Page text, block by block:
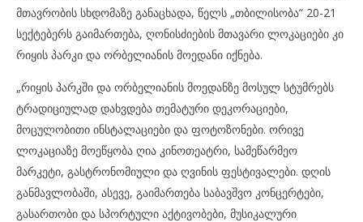
მთავრობის სხდომაზე განაცხადა, წელს „თბილისობა“ 20-21
სექტებერს გაიმართება, ღონისძიების მთავარი ლოკაციები კი
რიყის პარკი და ორბელიანის მოედანი იქნება.
„რიყის პარკში და ორბელიანის მოედანზე მოსულ სტუმრებს
ტრადიციულად დახვდება თემატური დეკორაციები,
მოცულობითი ინსტალაციები და ფოტოზონები. ორივე
ლოკაციაზე მოეწყობა ღია კინოთეატრი, სამეწარმეო
მარკეტი, გასტრონომიული და ღვინის ფესტივალები. დღის
განმავლობაში, ასევე, გაიმართება საბავშვო კონცერტები,
გასართობი და სპორტული აქტივობები, მუსიკალური